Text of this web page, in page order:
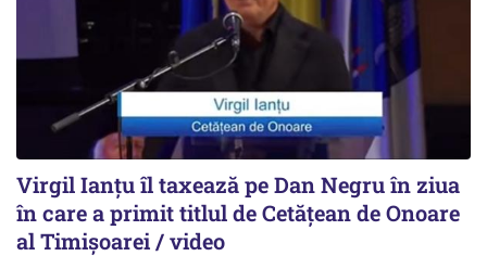
Virgil Ianțu îl taxează pe Dan Negru în ziua
în care a primit titlul de Cetățean de Onoare
al Timișoarei / video